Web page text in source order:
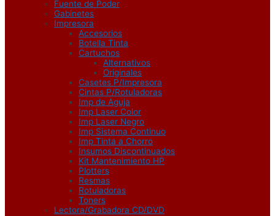
Fuente de Poder
Gabinetes
Impresora
Accesorios
Botella Tinta
Cartuchos
Alternativos
Originales
Casetes P/Impresora
Cintas P/Rotuladoras
Imp de Aguja
Imp Laser Color
Imp Laser Negro
Imp Sistema Continuo
Imp Tinta a Chorro
Insumos Discontinuados
Kit Mantenimiento HP
Plotters
Resmas
Rotuladoras
Toners
Lectora/Grabadora CD/DVD